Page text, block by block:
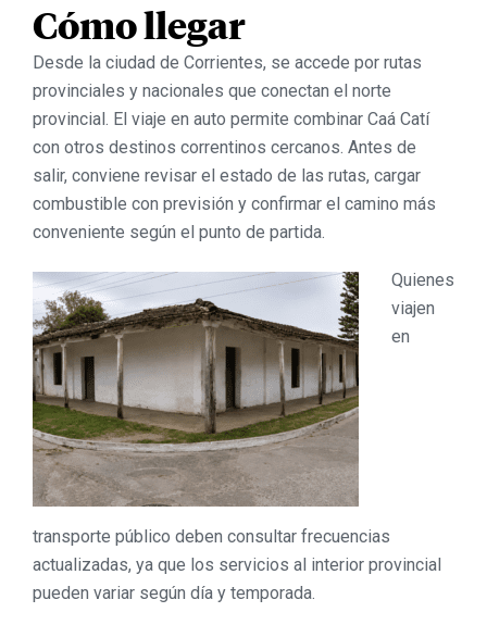
Cómo llegar
Desde la ciudad de Corrientes, se accede por rutas
provinciales y nacionales que conectan el norte
provincial. El viaje en auto permite combinar Caá Catí
con otros destinos correntinos cercanos. Antes de
salir, conviene revisar el estado de las rutas, cargar
combustible con previsión y confirmar el camino más
conveniente según el punto de partida.
Quienes
viajen
en
transporte público deben consultar frecuencias
actualizadas, ya que los servicios al interior provincial
pueden variar según día y temporada.